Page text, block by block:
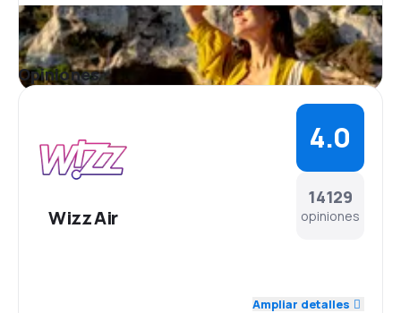
a unos 30 km al norte de Katowice en la frontera
distritos Tarnogórski y Będziński.
Opiniones
Wizz Air
14129
opiniones
4.0
Ampliar detalles